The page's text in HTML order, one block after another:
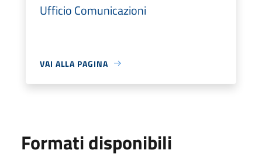
Ufficio Comunicazioni
VAI ALLA PAGINA
Formati disponibili